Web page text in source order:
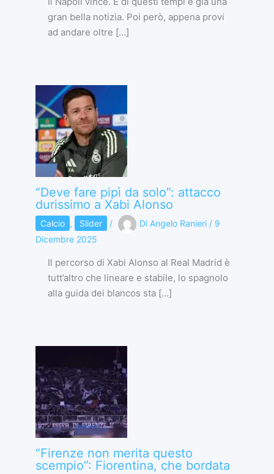
gran bella notizia. Poi però, appena provi
ad andare oltre […]
“Deve fare pipì da solo”: attacco
durissimo a Xabi Alonso
Calcio , Slider / Di Angelo Ranieri / 9
Dicembre 2025
Il percorso di Xabi Alonso al Real Madrid è
tutt’altro che lineare e stabile, lo spagnolo
alla guida dei blancos sta […]
“Firenze non merita questo
scempio”: Fiorentina, che bordata